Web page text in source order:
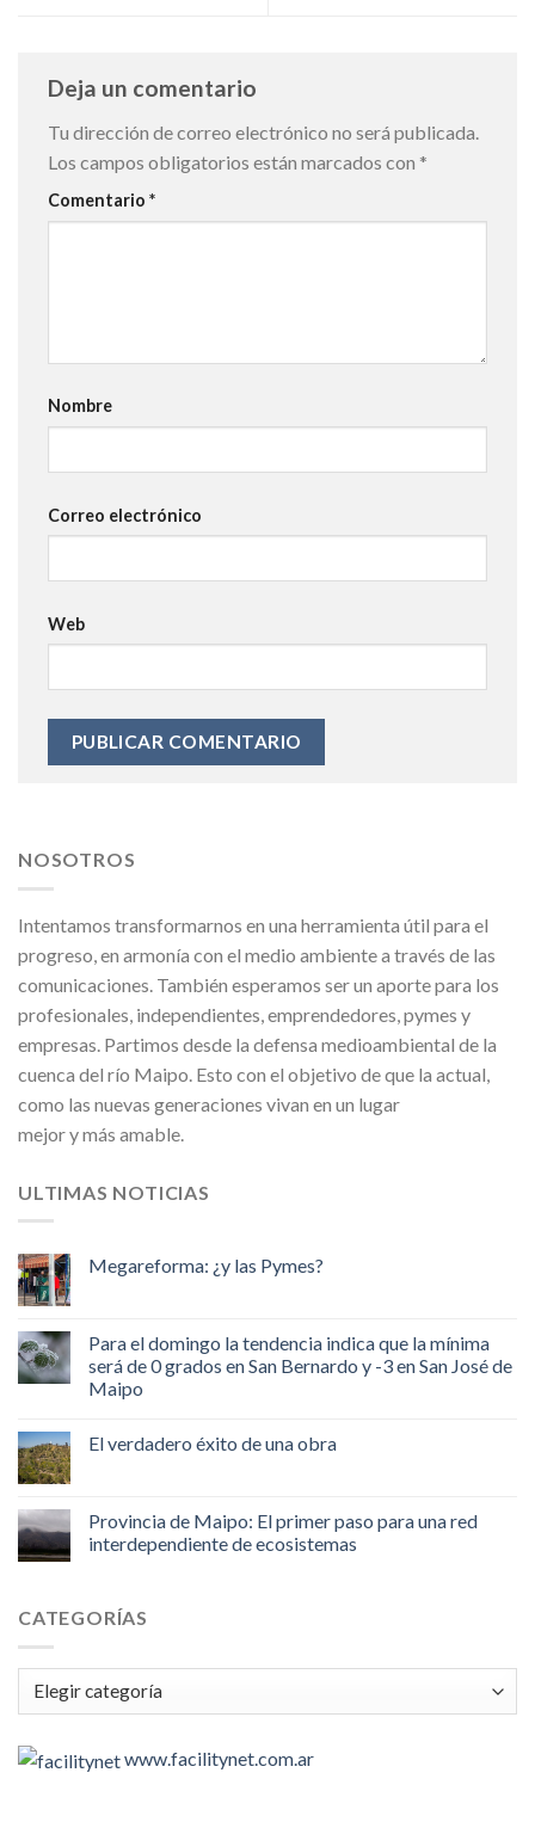
Deja un comentario
Tu dirección de correo electrónico no será publicada.
Los campos obligatorios están marcados con *
Comentario *
Nombre
Correo electrónico
Web
NOSOTROS
Intentamos transformarnos en una herramienta útil para el
progreso, en armonía con el medio ambiente a través de las
comunicaciones. También esperamos ser un aporte para los
profesionales, independientes, emprendedores, pymes y
empresas. Partimos desde la defensa medioambiental de la
cuenca del río Maipo. Esto con el objetivo de que la actual,
como las nuevas generaciones vivan en un lugar
mejor y más amable.
ULTIMAS NOTICIAS
Megareforma: ¿y las Pymes?
Para el domingo la tendencia indica que la mínima
será de 0 grados en San Bernardo y -3 en San José de
Maipo
El verdadero éxito de una obra
Provincia de Maipo: El primer paso para una red
interdependiente de ecosistemas
CATEGORÍAS
Categorías
www.facilitynet.com.ar